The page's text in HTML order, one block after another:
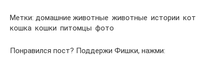
Метки: домашние животные животные истории кот
кошка кошки питомцы фото
Понравился пост? Поддержи Фишки, нажми: